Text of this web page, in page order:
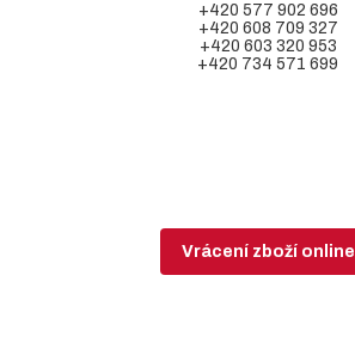
+420 577 902 696
+420 608 709 327
+420 603 320 953
+420 734 571 699
Vrácení zboží online